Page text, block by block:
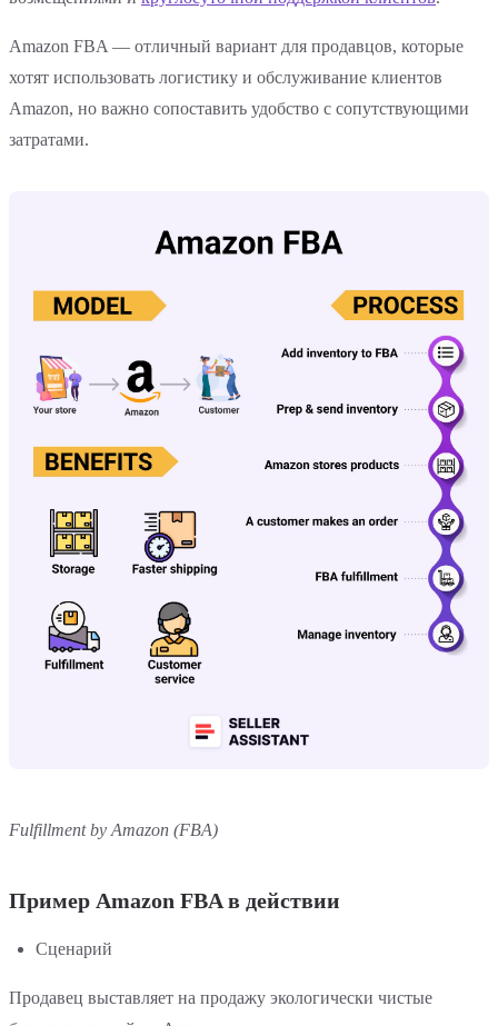
Amazon FBA — отличный вариант для продавцов, которые
хотят использовать логистику и обслуживание клиентов
Amazon, но важно сопоставить удобство с сопутствующими
затратами.
Fulfillment by Amazon (FBA)
Пример Amazon FBA в действии
Сценарий
Продавец выставляет на продажу экологически чистые